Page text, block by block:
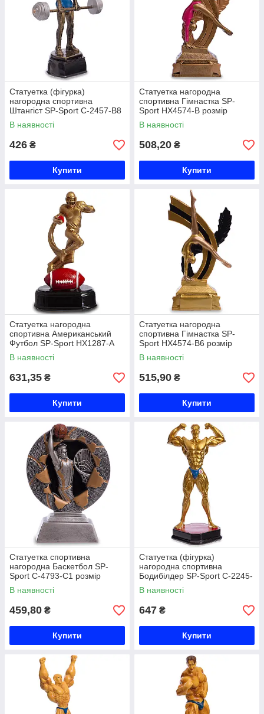
Статуетка (фігурка)
нагородна спортивна
Штангіст SP-Sport C-2457-B8
(р-р 18х14х5,5 см)
В наявності
426 ₴
Купити
Статуетка нагородна
спортивна Гімнастка SP-
Sport HX4574-B розмір
11х4х19см золото Код
HX4574-B
В наявності
508,20 ₴
Купити
Статуетка нагородна
спортивна Американський
Футбол SP-Sport HX1287-A
розмір 11х7х20см золото Код
HX1287-A
В наявності
631,35 ₴
Купити
Статуетка нагородна
спортивна Гімнастка SP-
Sport HX4574-B6 розмір
11х4х19, 5см золото Код
HX4574-B6
В наявності
515,90 ₴
Купити
Статуетка спортивна
нагородна Баскетбол SP-
Sport C-4793-C1 розмір
17x12x4см срібло Код C-
4793-C1
В наявності
459,80 ₴
Купити
Статуетка (фігурка)
нагородна спортивна
Бодибілдер SP-Sport C-2245-
A5 (р-р 27х14х12см)
В наявності
647 ₴
Купити